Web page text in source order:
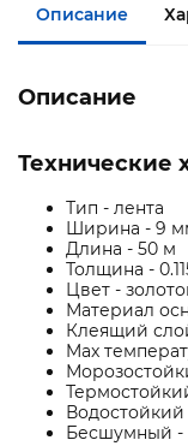
Описание
Описание
Технические
Тип - лента
Ширина - 9
Длина - 50 м
Толщина -
Цвет -
Материал
Клеящий
Max
Водостойкий
Бесшумный -